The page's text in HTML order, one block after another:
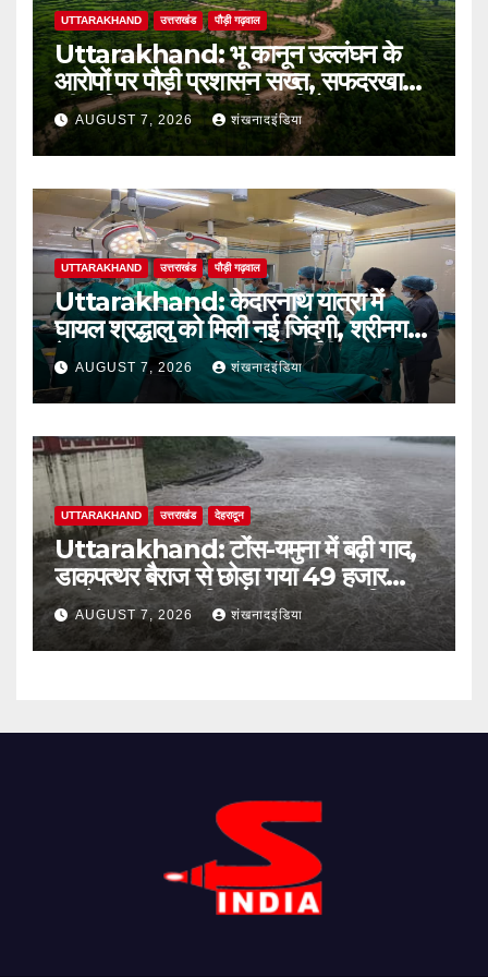
UTTARAKHAND उत्तराखंड पौड़ी गढ़वाल
Uttarakhand: भू कानून उल्लंघन के
आरोपों पर पौड़ी प्रशासन सख्त, सफदरखाल
की कथित अवैध टाउनशिप परियोजना पर
डीएम ने लगाई रोक
AUGUST 7, 2026 शंखनादइंडिया
UTTARAKHAND उत्तराखंड पौड़ी गढ़वाल
Uttarakhand: केदारनाथ यात्रा में
घायल श्रद्धालु को मिली नई जिंदगी, श्रीनगर
बेस अस्पताल में सफल ब्रेन सर्जरी
AUGUST 7, 2026 शंखनादइंडिया
UTTARAKHAND उत्तराखंड देहरादून
Uttarakhand: टोंस-यमुना में बढ़ी गाद,
डाकपत्थर बैराज से छोड़ा गया 49 हजार
क्यूसेक पानी; जलविद्युत उत्पादन प्रभावित
AUGUST 7, 2026 शंखनादइंडिया